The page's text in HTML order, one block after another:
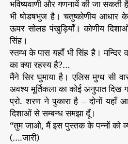
भविष्यवाणी और गणनायें की जा सकती
भी षोडषभुज है। चतुष्कोणीय
ऊपर सोलह पंखुड़ियाँ। कोणीय
सिंह।
स्तम्भ के पास यहाँ भी सिंह है। मन्दिर
का क्या रहस्य है?…
मैंने सिर घुमाया है। एलिस मुग्ध सी
अवश्य मूर्तिकला का कोई अनुपात दिख
प्रो. शरण ने पुकारा है – दोनों
दिशाओं से सम्बन्ध समझा दूँ।
“तुम जाओ, मैं इस पुस्तक के पन्नों को
(….जारी)